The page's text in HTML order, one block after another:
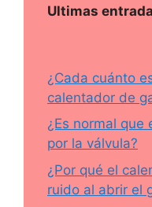
Ultimas
¿Cada cuánto
calentador de
¿Es normal que
por la válvula?
¿Por qué el
ruido al abrir el